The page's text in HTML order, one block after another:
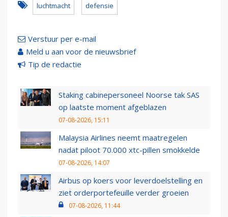
luchtmacht defensie
Verstuur per e-mail
Meld u aan voor de nieuwsbrief
Tip de redactie
Staking cabinepersoneel Noorse tak SAS
op laatste moment afgeblazen
07-08-2026, 15:11
Malaysia Airlines neemt maatregelen
nadat piloot 70.000 xtc-pillen smokkelde
07-08-2026, 14:07
Airbus op koers voor leverdoelstelling en
ziet orderportefeuille verder groeien
07-08-2026, 11:44